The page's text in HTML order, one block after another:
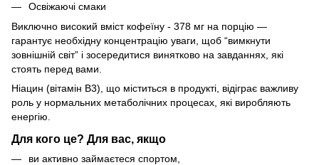
Освіжаючі смаки
Виключно високий вміст кофеїну - 378 мг на порцію —
гарантує необхідну концентрацію уваги, щоб “вимкнути
зовнішній світ” і зосередитися винятково на завданнях, які
стоять перед вами.
Ніацин (вітамін B3), що міститься в продукті, відіграє важливу
роль у нормальних метаболічних процесах, які виробляють
енергію.
Для кого це? Для вас, якщо
ви активно займаєтеся спортом,